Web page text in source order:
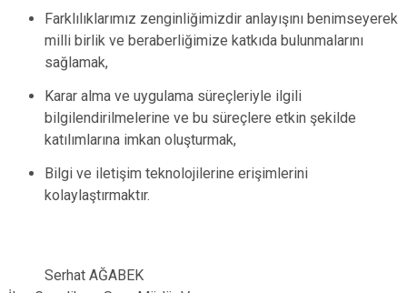
Farklılıklarımız zenginliğimizdir anlayışını benimseyerek
milli birlik ve beraberliğimize katkıda bulunmalarını
sağlamak,
Karar alma ve uygulama süreçleriyle ilgili
bilgilendirilmelerine ve bu süreçlere etkin şekilde
katılımlarına imkan oluşturmak,
Bilgi ve iletişim teknolojilerine erişimlerini
kolaylaştırmaktır.
Serhat AĞABEK